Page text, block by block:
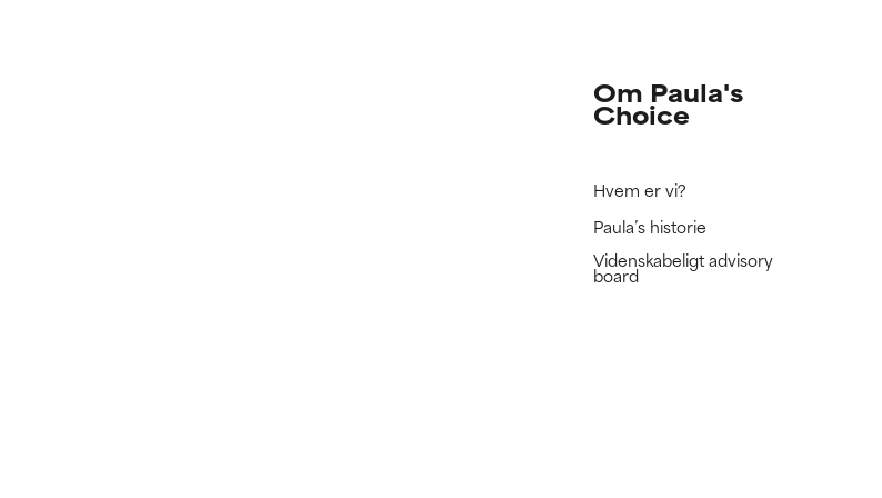
Om Paula's
Choice
Hvem er vi?
Paula’s historie
Videnskabeligt advisory
board